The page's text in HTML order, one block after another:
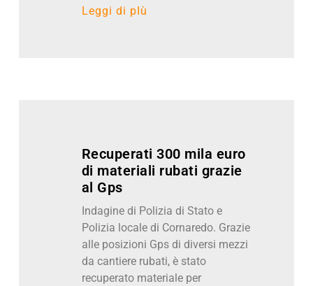
Leggi di pIù
Recuperati 300 mila euro
di materiali rubati grazie
al Gps
Indagine di Polizia di Stato e
Polizia locale di Cornaredo. Grazie
alle posizioni Gps di diversi mezzi
da cantiere rubati, è stato
recuperato materiale per